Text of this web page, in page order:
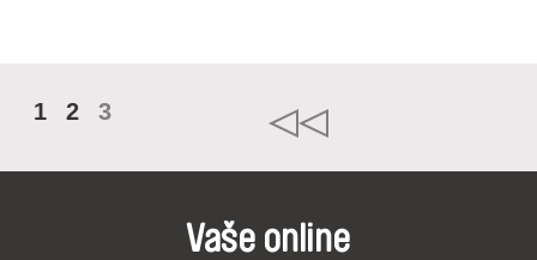
1 2 3
Vaše online